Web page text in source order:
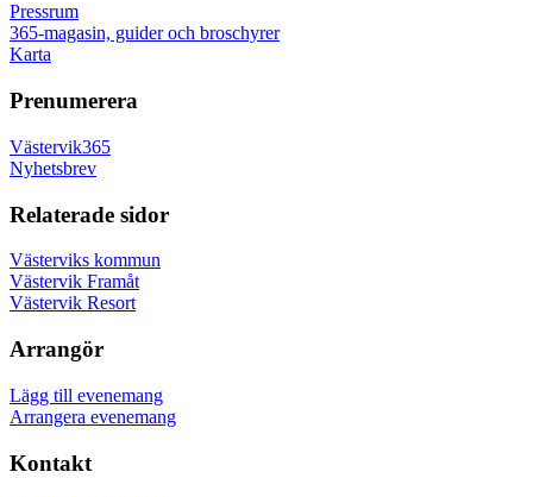
Pressrum
365-magasin, guider och broschyrer
Karta
Prenumerera
Västervik365
Nyhetsbrev
Relaterade sidor
Västerviks kommun
Västervik Framåt
Västervik Resort
Arrangör
Lägg till evenemang
Arrangera evenemang
Kontakt